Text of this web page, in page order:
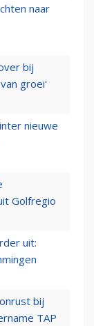
naar
bij
groei'
nieuwe
Golfregio
uit:
bij
TAP